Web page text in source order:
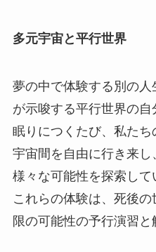
多元宇宙と平行世界
夢の中で体験する別の
が示唆する平行世界の自
眠りにつくたび、私た
宇宙間を自由に行き来し
様々な可能性を探索して
これらの体験は、死後
限の可能性の予行演習と